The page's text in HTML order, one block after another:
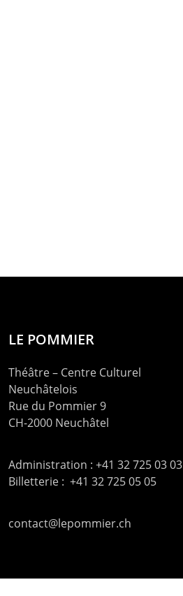
LE POMMIER
Théâtre – Centre Culturel
Neuchâtelois
Rue du Pommier 9
CH-2000 Neuchâtel
Administration : +41 32 725 03 03
Billetterie : +41 32 725 05 05
contact@lepommier.ch